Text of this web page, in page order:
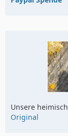
Unsere
Original